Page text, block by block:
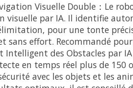
Visuelle Double：Le
visuelle par IA. Il identifie
pour une tonte
sans effort. Recommandé
Intelligent des Obstacles par
en temps réel plus de
avec les objets et les